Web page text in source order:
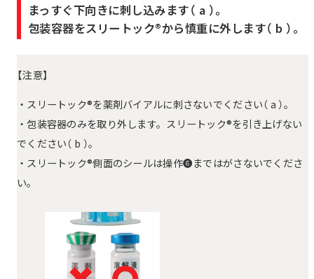
まっすぐ下向きに刺し込みます（ a ）。
包装容器をスリートック®から慎重に外します（ b ）。
【注意】
・スリートック®を薬剤バイアルに刺さないでください（ a ）。
・包装容器のみを取り外します。スリートック®を引き上げない
でください（ b ）。
・スリートック®側面のシールは操作❻まではがさないでくださ
い。